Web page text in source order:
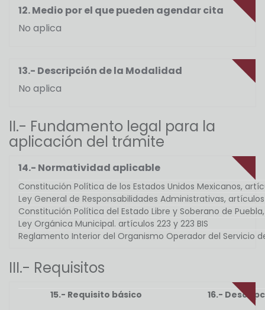
12. Medio por el que pueden agendar cita
No aplica
13.- Descripción de la Modalidad
No aplica
II.- Fundamento legal para la
aplicación del trámite
14.- Normatividad aplicable
Constitución Política de los Estados Unidos Mexicanos,
Ley General de Responsabilidades Administrativas, artículos
Constitución Política del Estado Libre y Soberano de
Ley Orgánica Municipal. artículos 223 y 223 BIS
Reglamento Interior del Organismo Operador del Servicio
III.- Requisitos
15.- Requisito básico 16.-